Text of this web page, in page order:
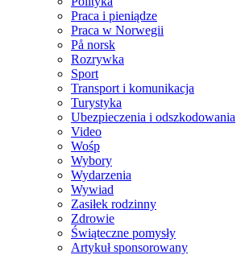
Praca i pieniądze
Praca w Norwegii
På norsk
Rozrywka
Sport
Transport i komunikacja
Turystyka
Ubezpieczenia i odszkodowania
Video
Wośp
Wybory
Wydarzenia
Wywiad
Zasiłek rodzinny
Zdrowie
Świąteczne pomysły
Artykuł sponsorowany